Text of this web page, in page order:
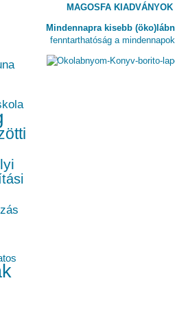
MAGOSFA KIADVÁNYOK
Mindennapra kisebb
fenntarthatóság a